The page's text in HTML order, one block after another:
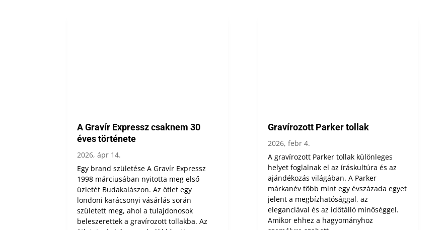
A Gravír Expressz csaknem 30
éves története
2026, ápr 14.
Egy brand születése A Gravír Expressz
1998 márciusában nyitotta meg első
üzletét Budakalászon. Az ötlet egy
londoni karácsonyi vásárlás során
született meg, ahol a tulajdonosok
beleszerettek a gravírozott tollakba. Az
Gravírozott Parker tollak
2026, febr 4.
A gravírozott Parker tollak különleges
helyet foglalnak el az íráskultúra és az
ajándékozás világában. A Parker
márkanév több mint egy évszázada egyet
jelent a megbízhatósággal, az
eleganciával és az időtálló minőséggel.
Amikor ehhez a hagyományhoz